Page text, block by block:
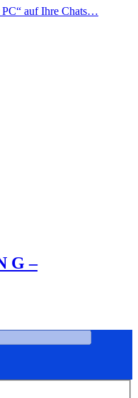
auf Ihre Chats…
G –